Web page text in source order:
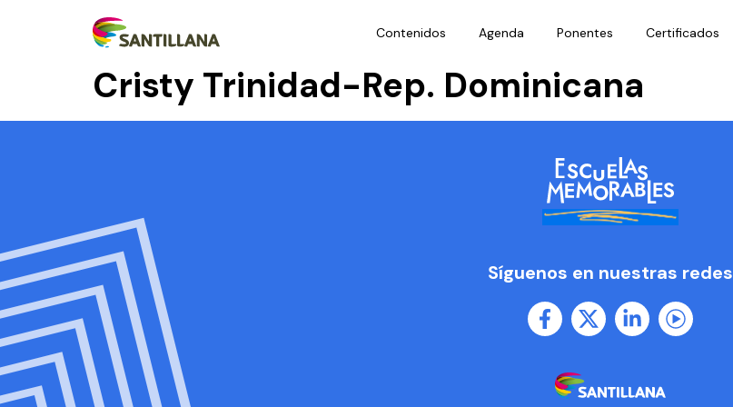
Contenidos Agenda Ponentes Certificados
Cristy Trinidad-Rep. Dominicana
Síguenos en nuestras redes